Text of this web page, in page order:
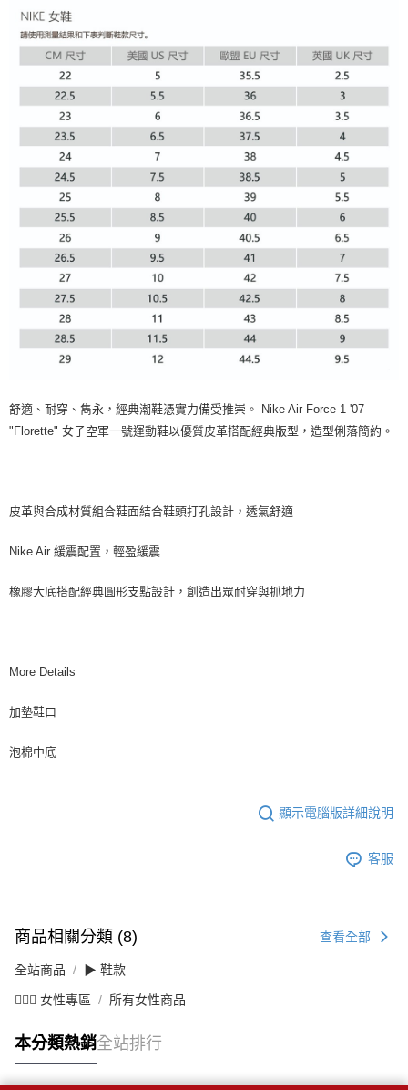
舒適、耐穿、雋永，經典潮鞋憑實力備受推崇。 Nike Air Force 1 '07
"Florette" 女子空軍一號運動鞋以優質皮革搭配經典版型，造型俐落簡約。
皮革與合成材質組合鞋面結合鞋頭打孔設計，透氣舒適
Nike Air 緩震配置，輕盈緩震
橡膠大底搭配經典圓形支點設計，創造出眾耐穿與抓地力
More Details
加墊鞋口
泡棉中底
顯示電腦版詳細說明
客服
商品相關分類 (8) 查看全部
全站商品 ▶ 鞋款
💁🏻‍♀️ 女性專區 所有女性商品
本分類熱銷全站排行